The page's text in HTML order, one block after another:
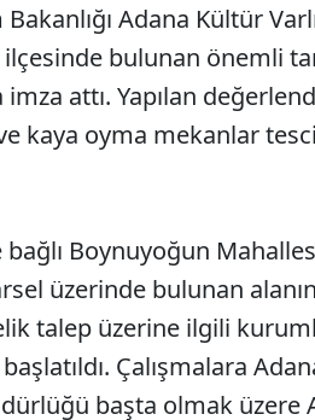
Adana Kültür
ilçesinde bulunan önemli
attı. Yapılan
kaya oyma mekanlar
bağlı Boynuyoğun
üzerinde bulunan
talep üzerine ilgili
Çalışmalara
başta olmak üzere